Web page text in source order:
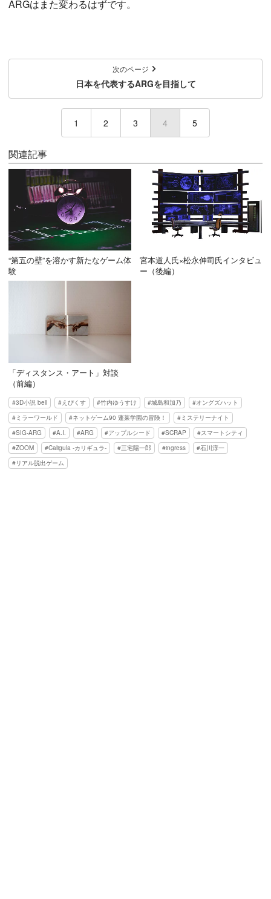
ARGはまた変わるはずです。
次のページ
日本を代表するARGを目指して
1 2 3 4 (current)
5
関連記事
“第五の壁”を溶かす新たなゲーム体
験
宮本道人氏×松永伸司氏インタビュ
ー（後編）
「ディスタンス・アート」対談
（前編）
3D小説 bell えぴくす 竹内ゆうすけ 城島和加乃
オングズハット
ミラーワールド
ネットゲーム90 蓬莱学園の冒険！
ミステリーナイト
SIG-ARG
A.I. ARG アップルシード SCRAP
スマートシティ
ZOOM
Caligula -カリギュラ- 三宅陽一郎 ingress
石川淳一
リアル脱出ゲーム